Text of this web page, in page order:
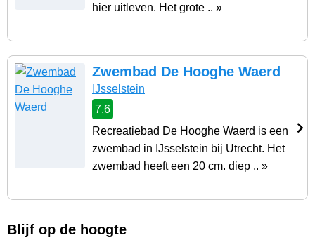
hier uitleven. Het grote .. »
Zwembad De Hooghe Waerd
IJsselstein
7,6
Recreatiebad De Hooghe Waerd is een
zwembad in IJsselstein bij Utrecht. Het
zwembad heeft een 20 cm. diep .. »
Blijf op de hoogte